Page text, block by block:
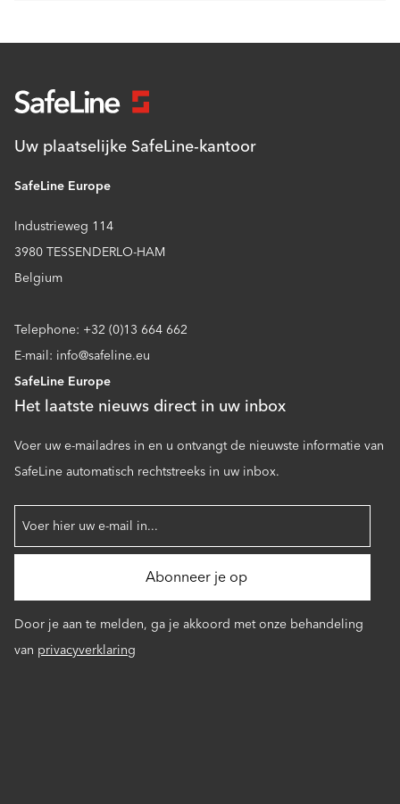
Uw plaatselijke SafeLine-kantoor
SafeLine Europe
Industrieweg 114
3980 TESSENDERLO-HAM
Belgium
Telephone: +32 (0)13 664 662
E-mail: info@safeline.eu
SafeLine Europe
Het laatste nieuws direct in uw inbox
Voer uw e-mailadres in en u ontvangt de nieuwste informatie van
SafeLine automatisch rechtstreeks in uw inbox.
Door je aan te melden, ga je akkoord met onze behandeling
van privacyverklaring